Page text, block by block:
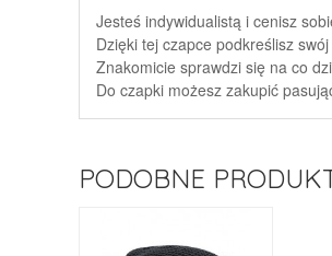
Jesteś indywidualistą i cenisz
Dzięki tej czapce podkreślisz
Znakomicie sprawdzi się na co
Do czapki możesz zakupić
PODOBNE